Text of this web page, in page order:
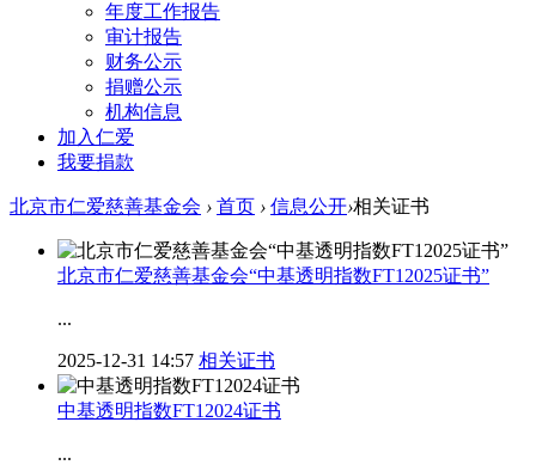
年度工作报告
审计报告
财务公示
捐赠公示
机构信息
加入仁爱
我要捐款
北京市仁爱慈善基金会 › 首页 › 信息公开›相关证书
北京市仁爱慈善基金会“中基透明指数FT12025证书”
...
2025-12-31 14:57 相关证书
中基透明指数FT12024证书
...